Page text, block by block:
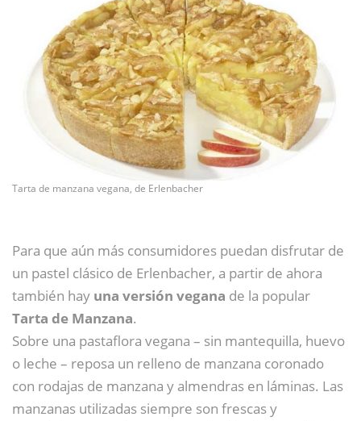
Tarta de manzana vegana, de Erlenbacher
Para que aún más consumidores puedan disfrutar de
un pastel clásico de Erlenbacher, a partir de ahora
también hay una versión vegana de la popular
Tarta de Manzana.
Sobre una pastaflora vegana – sin mantequilla, huevo
o leche – reposa un relleno de manzana coronado
con rodajas de manzana y almendras en láminas. Las
manzanas utilizadas siempre son frescas y